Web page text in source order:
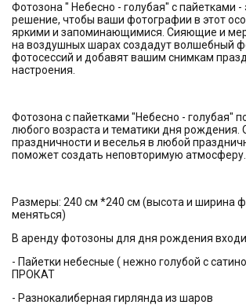
Фотозона " Небесно - голубая" с пайетками -
решение, чтобы ваши фотографии в этот
яркими и запоминающимися. Сияющие и
на воздушных шарах создадут волшебный
фотосессий и добавят вашим снимкам
настроения.
Фотозона с пайетками "Небесно - голубая"
любого возраста и тематики дня рождения.
праздничности и веселья в любой
поможет создать неповторимую атмосферу.
Размеры: 240 см *240 см (высота и ширина
меняться)
В аренду фотозоны для дня рождения
- Пайетки небесные ( нежно голубой с
ПРОКАТ
- Разнокалиберная гирлянда из шаров